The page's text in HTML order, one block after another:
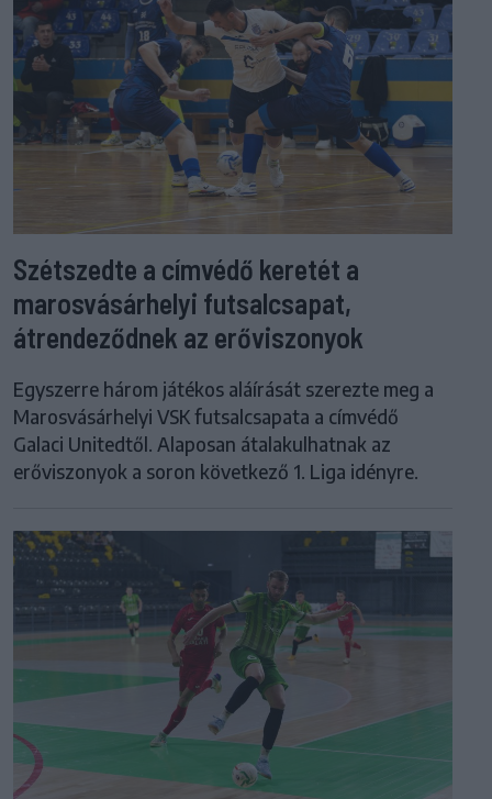
Szétszedte a címvédő keretét a
marosvásárhelyi futsalcsapat,
átrendeződnek az erőviszonyok
Egyszerre három játékos aláírását szerezte meg a
Marosvásárhelyi VSK futsalcsapata a címvédő
Galaci Unitedtől. Alaposan átalakulhatnak az
erőviszonyok a soron következő 1. Liga idényre.